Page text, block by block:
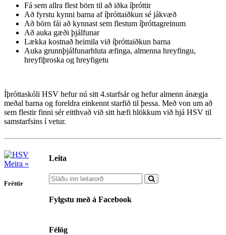
Fá sem allra flest börn til að iðka íþróttir
Að fyrstu kynni barna af íþróttaiðkun sé jákvæð
Að börn fái að kynnast sem flestum íþróttagreinum
Að auka gæði þjálfunar
Lækka kostnað heimila við íþróttaiðkun barna
Auka grunnþjálfunarhluta æfinga, almenna hreyfingu,
hreyfiþroska og hreyfigetu
Íþróttaskóli HSV hefur nú sitt 4.starfsár og hefur almenn ánægja
meðal barna og foreldra einkennt starfið til þessa. Með von um að
sem flestir finni sér eitthvað við sitt hæfi hlökkum við hjá HSV til
samstarfsins í vetur.
Leita
Fylgstu með á Facebook
Félög
Meira »
Fréttir